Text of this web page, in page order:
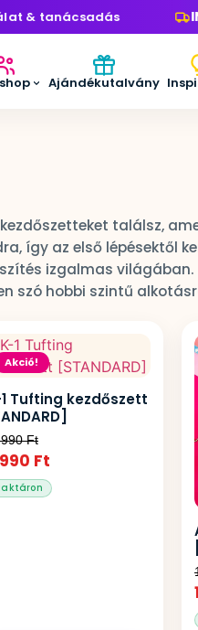
& tanácsadás
Ajándékutalvány
találsz,
így az első
izgalmas
szó hobbi szintű
Akció!
Tufting kezdőszett
Ft
Ft